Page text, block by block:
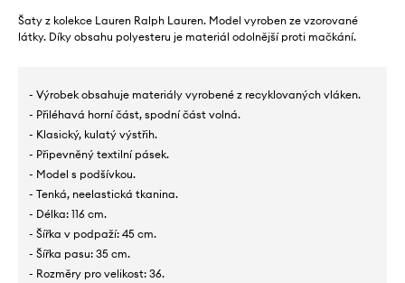
Šaty z kolekce Lauren Ralph Lauren. Model vyroben ze vzorované
látky. Díky obsahu polyesteru je materiál odolnější proti mačkání.
- Výrobek obsahuje materiály vyrobené z recyklovaných vláken.
- Přiléhavá horní část, spodní část volná.
- Klasický, kulatý výstřih.
- Připevněný textilní pásek.
- Model s podšívkou.
- Tenká, neelastická tkanina.
- Délka: 116 cm.
- Šířka v podpaží: 45 cm.
- Šířka pasu: 35 cm.
- Rozměry pro velikost: 36.